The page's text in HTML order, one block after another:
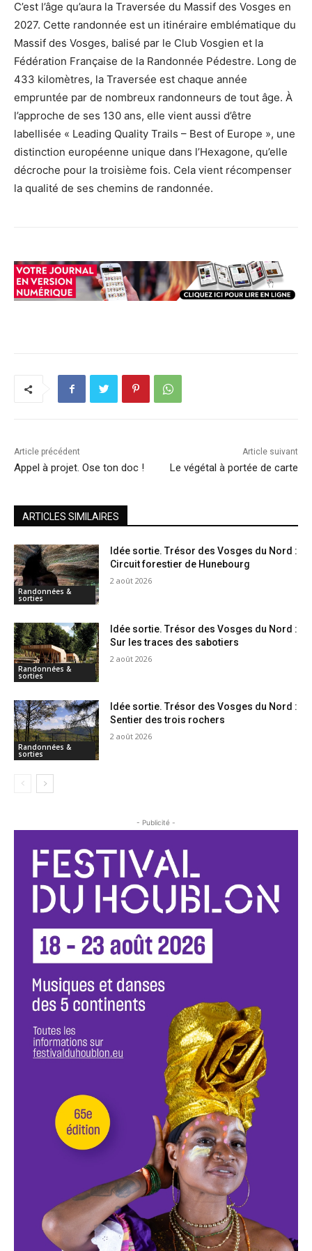
C’est l’âge qu’aura la Traversée du Massif des Vosges en
2027. Cette randonnée est un itinéraire emblématique du
Massif des Vosges, balisé par le Club Vosgien et la
Fédération Française de la Randonnée Pédestre. Long de
433 kilomètres, la Traversée est chaque année
empruntée par de nombreux randonneurs de tout âge. À
l’approche de ses 130 ans, elle vient aussi d’être
labellisée « Leading Quality Trails – Best of Europe », une
distinction européenne unique dans l’Hexagone, qu’elle
décroche pour la troisième fois. Cela vient récompenser
la qualité de ses chemins de randonnée.
Article précédent
Appel à projet. Ose ton doc !
Article suivant
Le végétal à portée de carte
ARTICLES SIMILAIRES
Randonnées &
sorties
Idée sortie. Trésor des Vosges du Nord :
Circuit forestier de Hunebourg
2 août 2026
Randonnées &
sorties
Idée sortie. Trésor des Vosges du Nord :
Sur les traces des sabotiers
2 août 2026
Randonnées &
sorties
Idée sortie. Trésor des Vosges du Nord :
Sentier des trois rochers
2 août 2026
- Publicité -